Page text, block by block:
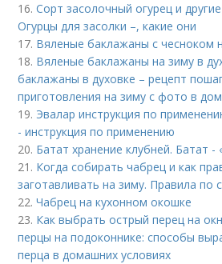
16.Сорт засолочный огурец и
Огурцы для засолки –, какие они
17. Вяленые баклажаны с чесноком
18. Вяленые баклажаны на зиму в
баклажаны в духовке – рецепт
приготовления на зиму с фото в
19. Эвалар инструкция по
- инструкция по применению
20. Батат хранение клубней. Батат -
21. Когда собирать чабрец и как
заготавливать на зиму. Правила по
22.Чабрец на кухонном окошке
23. Как выбрать острый перец на
перцы на подоконнике: способы
перца в домашних условиях